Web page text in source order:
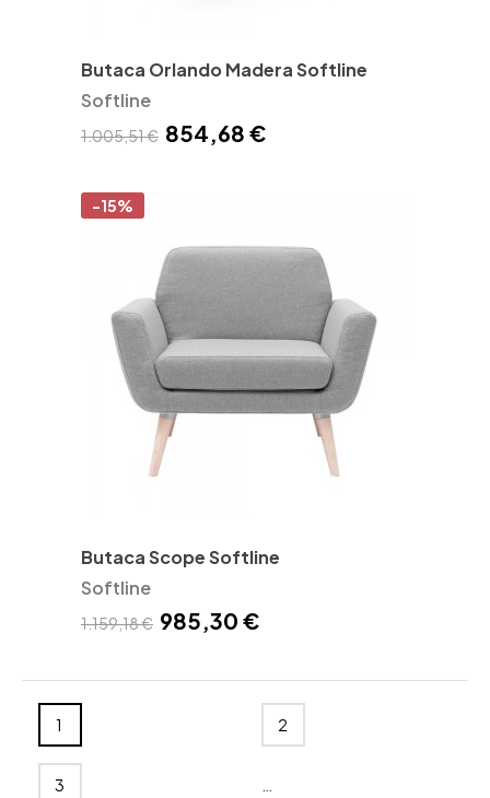
Butaca Orlando Madera Softline
Softline
1.005,51 € 854,68 €
-15%
Butaca Scope Softline
Softline
1.159,18 € 985,30 €
1 2
3 …